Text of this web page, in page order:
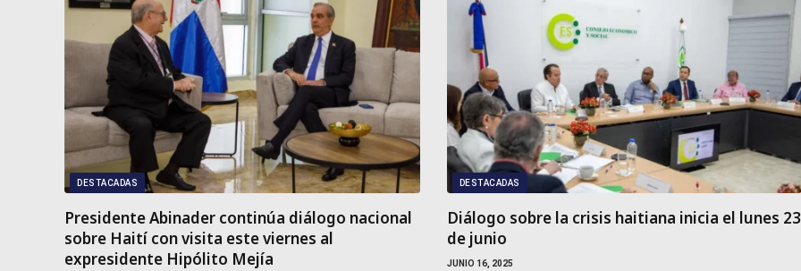
DESTACADAS
Presidente Abinader continúa diálogo nacional
sobre Haití con visita este viernes al
expresidente Hipólito Mejía
DESTACADAS
Diálogo sobre la crisis haitiana inicia el lunes 23
de junio
JUNIO 16, 2025